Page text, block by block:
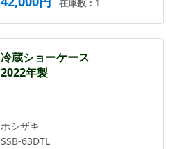
在庫数：1
冷蔵ショーケース
2022年製
ホシザキ
SSB-63DTL